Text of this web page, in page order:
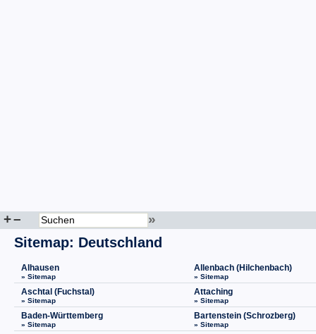
+– »
Sitemap: Deutschland
Alhausen
» Sitemap
Allenbach (Hilchenbach)
» Sitemap
Aschtal (Fuchstal)
» Sitemap
Attaching
» Sitemap
Baden-Württemberg
» Sitemap
Bartenstein (Schrozberg)
» Sitemap